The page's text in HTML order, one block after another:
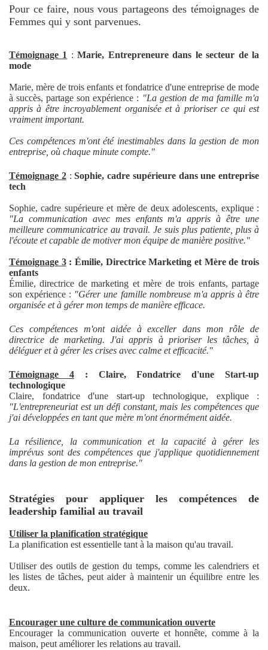
Pour ce faire, nous vous partageons des témoignages de
Femmes qui y sont parvenues.
Témoignage 1 :Marie, Entrepreneure dans le secteur de la
mode
Marie, mère de trois enfants et fondatrice d'une entreprise de mode
à succès, partage son expérience : "La gestion de ma famille m'a
appris à être incroyablement organisée et à prioriser ce qui est
vraiment important.
Ces compétences m'ont été inestimables dans la gestion de mon
entreprise, où chaque minute compte."
Témoignage 2:Sophie, cadre supérieure dans une entreprise
tech
Sophie, cadre supérieure et mère de deux adolescents, explique :
"La communication avec mes enfants m'a appris à être une
meilleure communicatrice au travail. Je suis plus patiente, plus à
l'écoute et capable de motiver mon équipe de manière positive."
Témoignage 3: Émilie, Directrice Marketing et Mère de trois
enfants
Émilie, directrice de marketing et mère de trois enfants, partage
son expérience : "Gérer une famille nombreuse m'a appris à être
organisée et à gérer mon temps de manière efficace.
Ces compétences m'ont aidée à exceller dans mon rôle de
directrice de marketing. J'ai appris à prioriser les tâches, à
déléguer et à gérer les crises avec calme et efficacité."
Témoignage 4: Claire, Fondatrice d'une Start-up
technologique
Claire, fondatrice d'une start-up technologique, explique :
"L'entrepreneuriat est un défi constant, mais les compétences que
j'ai développées en tant que mère m'ont énormément aidée.
La résilience, la communication et la capacité à gérer les
imprévus sont des compétences que j'applique quotidiennement
dans la gestion de mon entreprise."
Stratégies pour appliquer les compétences de
leadership familial au travail
Utiliser la planification stratégique
La planification est essentielle tant à la maison qu'au travail.
Utiliser des outils de gestion du temps, comme les calendriers et
les listes de tâches, peut aider à maintenir un équilibre entre les
deux.
Encourager une culture de communication ouverte
Encourager la communication ouverte et honnête, comme à la
maison, peut améliorer les relations au travail.